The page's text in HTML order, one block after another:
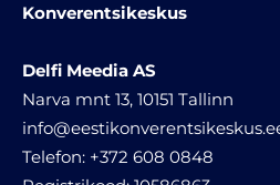
Konverentsikeskus
Delfi Meedia AS
Narva mnt 13, 10151 Tallinn
Telefon: +372 608 0848